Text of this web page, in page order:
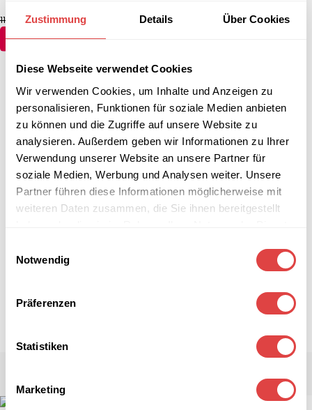
Zustimmung Details Über Cookies
Diese Webseite verwendet Cookies
Wir verwenden Cookies, um Inhalte und Anzeigen zu
personalisieren, Funktionen für soziale Medien anbieten
zu können und die Zugriffe auf unsere Website zu
analysieren. Außerdem geben wir Informationen zu Ihrer
Verwendung unserer Website an unsere Partner für
soziale Medien, Werbung und Analysen weiter. Unsere
Partner führen diese Informationen möglicherweise mit
weiteren Daten zusammen, die Sie ihnen bereitgestellt
Notwendig
Präferenzen
Statistiken
Marketing
118,94€107,04€(inkl. MwSt.)
AUSFÜHRUNG WÄHLEN
59,44 47,54€(inkl. MwSt.)
4 5